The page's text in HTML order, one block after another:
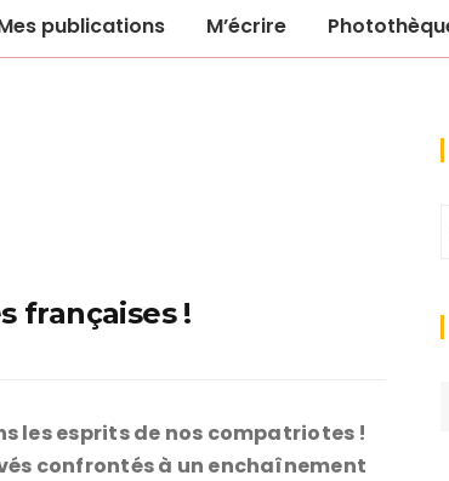
publications M’écrire
françaises !
les esprits de nos compatriotes !
confrontés à un enchaînement